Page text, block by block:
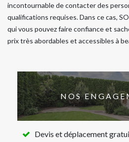
incontournable de contacter des
qualifications requises. Dans ce cas,
qui vous pouvez faire confiance et
prix très abordables et accessibles à
NOS
Devis et déplacement